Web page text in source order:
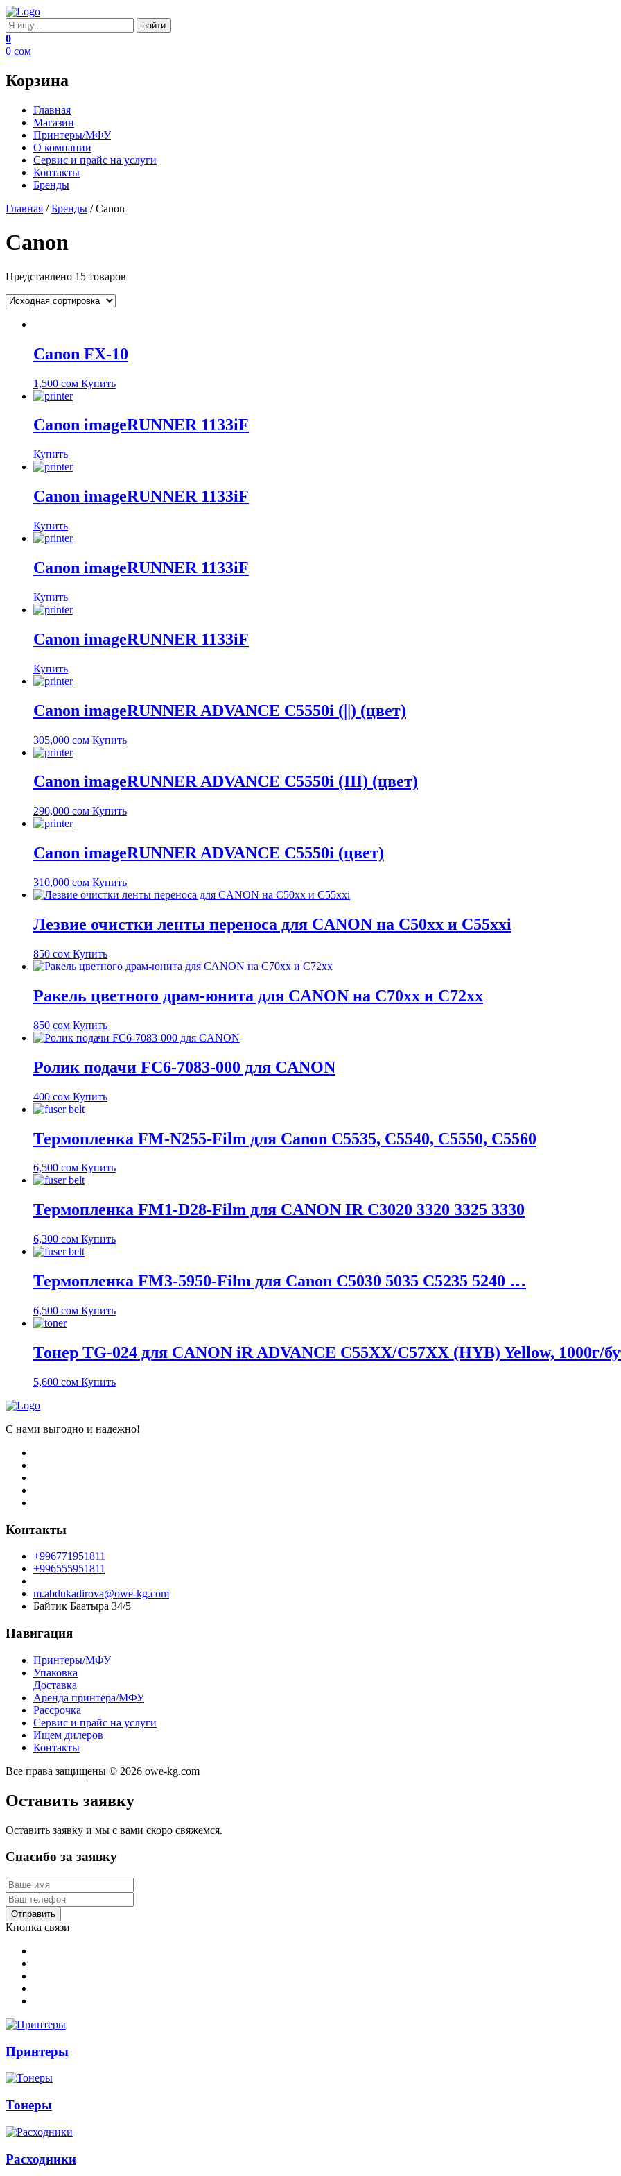
Поиск:
0
0 сом
Корзина
Главная
Магазин
Принтеры/МФУ
О компании
Сервис и прайс на услуги
Контакты
Бренды
Главная /Бренды / Canon
Canon
Представлено 15 товаров
Canon FX-10
1,500 сом Купить
Canon imageRUNNER 1133iF
Купить
Canon imageRUNNER 1133iF
Купить
Canon imageRUNNER 1133iF
Купить
Canon imageRUNNER 1133iF
Купить
Canon imageRUNNER ADVANCE C5550i (||) (цвет)
305,000 сом Купить
Canon imageRUNNER ADVANCE C5550i (III) (цвет)
290,000 сом Купить
Canon imageRUNNER ADVANCE C5550i (цвет)
310,000 сом Купить
Лезвие очистки ленты переноса для CANON на C50xx и C55xxi
850 сом Купить
Ракель цветного драм-юнита для CANON на С70xx и C72xx
850 сом Купить
Ролик подачи FC6-7083-000 для CANON
400 сом Купить
Термопленка FM-N255-Film для Canon C5535, C5540, C5550, C5560
6,500 сом Купить
Термопленка FM1-D28-Film для CANON IR C3020 3320 3325 3330
6,300 сом Купить
Термопленка FM3-5950-Film для Canon С5030 5035 С5235 5240 …
6,500 сом Купить
Тонер TG-024 для CANON iR ADVANCE C55XX/C57XX (HYB) Yellow, 1000г/
5,600 сом Купить
C нами выгодно и надежно!
Контакты
+996771951811
+996555951811
m.abdukadirova@owe-kg.com
Байтик Баатыра 34/5
Навигация
Принтеры/МФУ
Упаковка
Доставка
Аренда принтера/МФУ
Рассрочка
Сервис и прайс на услуги
Ищем дилеров
Контакты
Все права защищены © 2026 owe-kg.com
Оставить заявку
Оставить заявку и мы с вами скоро свяжемся.
Спасибо за заявку
Отправить
Кнопка связи
Принтеры
Тонеры
Расходники